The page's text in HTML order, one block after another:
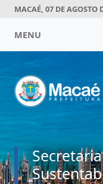
MACAÉ, 07 DE AGOSTO
MENU